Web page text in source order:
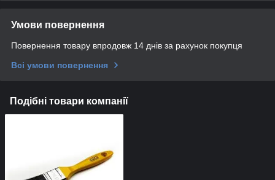
Умови повернення
Повернення товару впродовж 14 днів за рахунок покупця
Всі умови повернення
Подібні товари компанії